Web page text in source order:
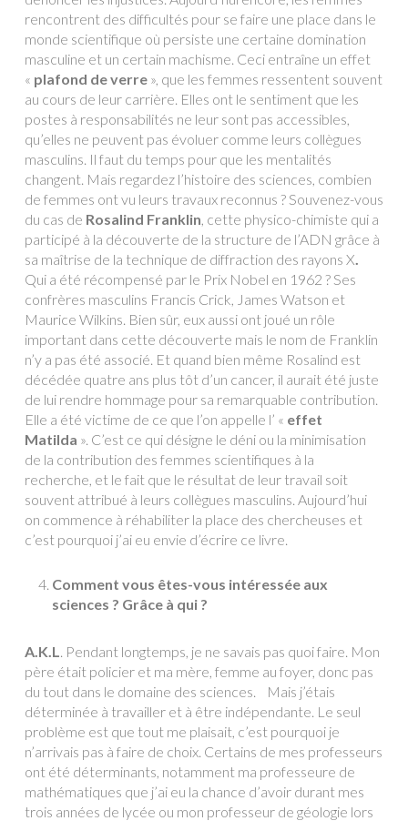
rencontrent des difficultés pour se faire une place dans le
monde scientifique où persiste une certaine domination
masculine et un certain machisme. Ceci entraîne un effet
« plafond de verre», que les femmes ressentent souvent
au cours de leur carrière. Elles ont le sentiment que les
postes à responsabilités ne leur sont pas accessibles,
qu’elles ne peuvent pas évoluer comme leurs collègues
masculins. Il faut du temps pour que les mentalités
changent. Mais regardez l’histoire des sciences, combien
de femmes ont vu leurs travaux reconnus ? Souvenez-vous
du cas de Rosalind Franklin , cette physico-chimiste qui a
participé à la découverte de la structure de l’ADN grâce à
sa maîtrise de la technique de diffraction des rayons X
Qui a été récompensé par le Prix Nobel en 1962 ? Ses
confrères masculins Francis Crick, James Watson et
Maurice Wilkins. Bien sûr, eux aussi ont joué un rôle
important dans cette découverte mais le nom de Franklin
n’y a pas été associé. Et quand bien même Rosalind est
décédée quatre ans plus tôt d’un cancer, il aurait été juste
de lui rendre hommage pour sa remarquable contribution.
Elle a été victime de ce que l’on appelle l’ « effet
Matilda ». C’est ce qui désigne le déni ou la minimisation
de la contribution des femmes scientifiques à la
recherche, et le fait que le résultat de leur travail soit
souvent attribué à leurs collègues masculins. Aujourd’hui
on commence à réhabiliter la place des chercheuses et
c’est pourquoi j’ai eu envie d’écrire ce livre.
Comment vous êtes-vous intéressée aux
sciences ? Grâce à qui ?
A.K.L
. Pendant longtemps, je ne savais pas quoi faire. Mon
père était policier et ma mère, femme au foyer, donc pas
du tout dans le domaine des sciences. Mais j’étais
déterminée à travailler et à être indépendante. Le seul
problème est que tout me plaisait, c’est pourquoi je
n’arrivais pas à faire de choix. Certains de mes professeurs
ont été déterminants, notamment ma professeure de
mathématiques que j’ai eu la chance d’avoir durant mes
trois années de lycée ou mon professeur de géologie lors